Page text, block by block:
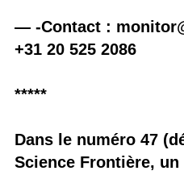
— -Contact :
+31 20 525 2086
*****
Dans le numéro 47
Science Frontière,